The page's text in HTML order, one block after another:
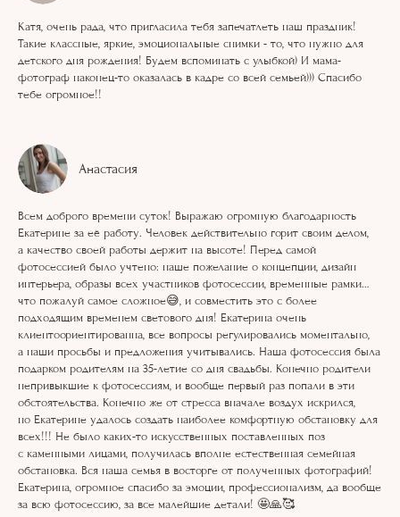
Катя, очень рада, что пригласила тебя запечатлеть наш праздник!
Такие классные, яркие, эмоциональные снимки - то, что нужно для
детского дня рождения! Будем вспоминать с улыбкой) И мама-
фотограф наконец-то оказалась в кадре со всей семьей))) Спасибо
тебе огромное!!
Анастасия
Всем доброго времени суток! Выражаю огромную благодарность
Екатерине за её работу. Человек действительно горит своим делом,
а качество своей работы держит на высоте! Перед самой
фотосессией было учтено: наше пожелание о концепции, дизайн
интерьера, образы всех участников фотосессии, временные рамки…
что пожалуй самое сложное😅, и совместить это с более
подходящим временем светового дня! Екатерина очень
клиентоориентированна, все вопросы регулировались моментально,
а наши просьбы и предложения учитывались. Наша фотосессия была
подарком родителям на 35-летие со дня свадьбы. Конечно родители
непривыкшие к фотосессиям, и вообще первый раз попали в эти
обстоятельства. Конечно же от стресса вначале воздух искрился,
но Екатерине удалось создать наиболее комфортную обстановку для
всех!!! Не было каких-то искусственных поставленных поз
с каменными лицами, получилась вполне естественная семейная
обстановка. Вся наша семья в восторге от полученных фотографий!
Екатерина, огромное спасибо за эмоции, профессионализм, да вообще
за всю фотосессию, за все малейшие детали! 🤩🙏🥰